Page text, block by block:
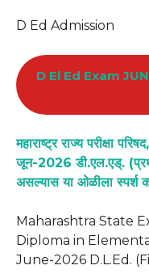
D Ed Admission
D El Ed Exam
महाराष्ट्र राज्य परीक्षा
जून-2026 डी.एल.एड्.
असल्यास या ओळीला स्पर्श
Maharashtra State
Diploma in
June-2026 D.L.Ed.